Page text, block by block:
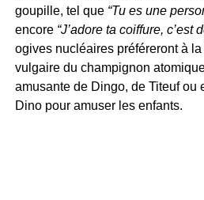
goupille, tel que “Tu es une
encore “J’adore ta coiffure, c’est
ogives nucléaires préféreront à
vulgaire du champignon
amusante de Dingo, de Titeuf ou
Dino pour amuser les enfants.